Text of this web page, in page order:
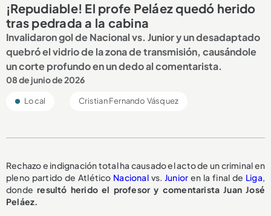
¡Repudiable! El profe Peláez quedó herido
tras pedrada a la cabina
Invalidaron gol de Nacional vs. Junior y un desadaptado
quebró el vidrio de la zona de transmisión, causándole
un corte profundo en un dedo al comentarista.
08 de junio de 2026
Local Cristian Fernando Vásquez
Rechazo e indignación total ha causado el acto de un criminal en
pleno partido de Atlético Nacionalvs. Junior en la final de Liga,
donderesultó herido el profesor y comentarista Juan José
Peláez.